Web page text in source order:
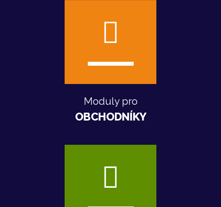
Moduly pro
OBCHODNÍKY